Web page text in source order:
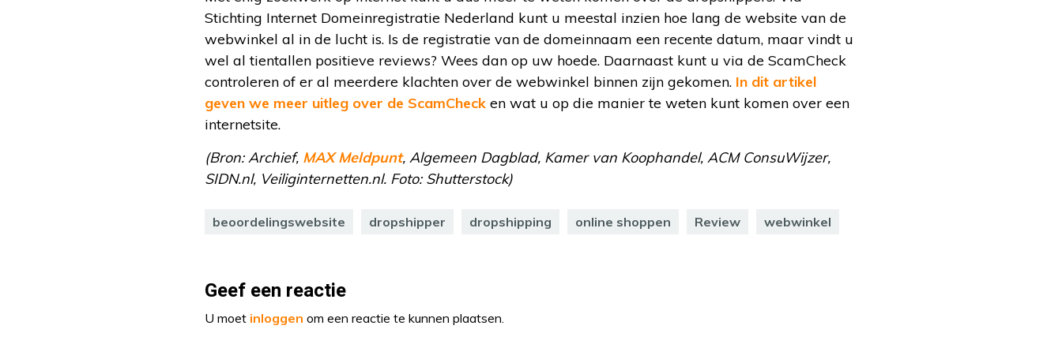
Stichting Internet Domeinregistratie Nederland kunt u meestal inzien hoe lang de website van de
webwinkel al in de lucht is. Is de registratie van de domeinnaam een recente datum, maar vindt u
wel al tientallen positieve reviews? Wees dan op uw hoede. Daarnaast kunt u via de ScamCheck
controleren of er al meerdere klachten over de webwinkel binnen zijn gekomen. In dit artikel
geven we meer uitleg over de ScamCheck en wat u op die manier te weten kunt komen over een
internetsite.
(Bron: Archief, MAX Meldpunt, Algemeen Dagblad, Kamer van Koophandel, ACM ConsuWijzer,
SIDN.nl, Veiliginternetten.nl. Foto: Shutterstock)
beoordelingswebsite dropshipper dropshipping online shoppen Review webwinkel
Geef een reactie
U moet inloggen om een reactie te kunnen plaatsen.